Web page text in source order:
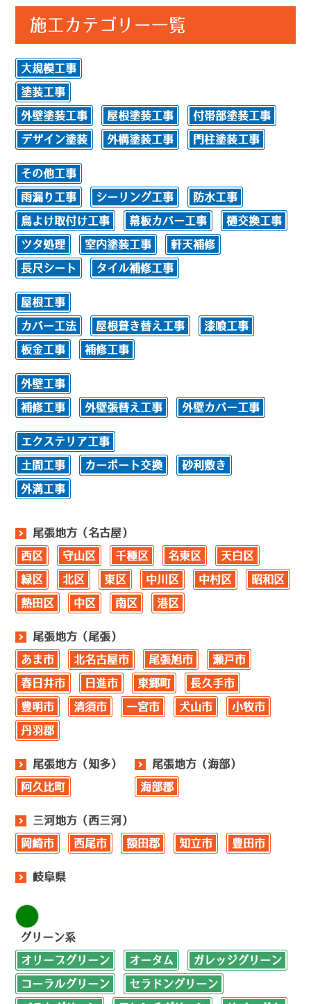
施工カテゴリー一覧
大規模工事
塗装工事
外壁塗装工事 屋根塗装工事 付帯部塗装工事
デザイン塗装 外構塗装工事 門柱塗装工事
その他工事
雨漏り工事 シーリング工事 防水工事
鳥よけ取付け工事 幕板カバー工事 樋交換工事
ツタ処理 室内塗装工事 軒天補修
長尺シート タイル補修工事
屋根工事
カバー工法 屋根葺き替え工事 漆喰工事
板金工事 補修工事
外壁工事
補修工事 外壁張替え工事 外壁カバー工事
エクステリア工事
土間工事 カーポート交換 砂利敷き
外溝工事
尾張地方（名古屋）
西区 守山区 千種区 名東区 天白区
緑区 北区 東区 中川区 中村区 昭和区
熱田区 中区 南区 港区
尾張地方（尾張）
あま市 北名古屋市 尾張旭市 瀬戸市
春日井市 日進市 東郷町 長久手市
豊明市 清須市 一宮市 犬山市 小牧市
丹羽郡
尾張地方（知多）
阿久比町
尾張地方（海部）
海部郡
三河地方（西三河）
岡崎市 西尾市 額田郡 知立市 豊田市
岐阜県
グリーン系
オリーブグリーン オータム ガレッジグリーン
コーラルグリーン セラドングリーン